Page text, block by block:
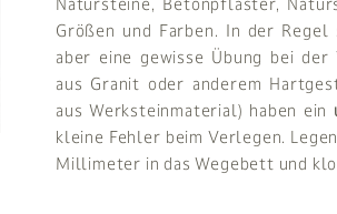
Größen und Farben. In der Regel
aber eine gewisse Übung bei
aus Granit oder anderem
aus Werksteinmaterial) haben ein
kleine Fehler beim Verlegen.
Millimeter in das Wegebett und